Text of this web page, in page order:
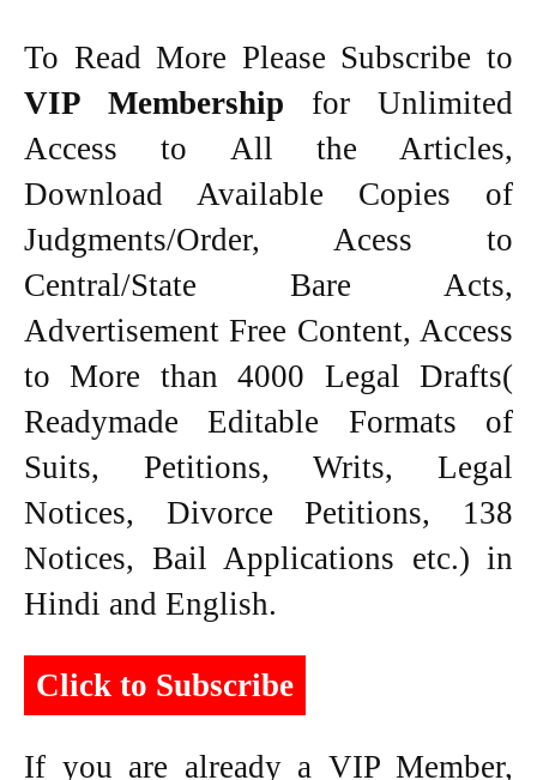
To Read More Please Subscribe to
VIP Membership for Unlimited
Access to All the Articles,
Download Available Copies of
Judgments/Order, Acess to
Central/State Bare Acts,
Advertisement Free Content, Access
to More than 4000 Legal Drafts(
Readymade Editable Formats of
Suits, Petitions, Writs, Legal
Notices, Divorce Petitions, 138
Notices, Bail Applications etc.) in
Hindi and English.
Click to Subscribe
If you are already a VIP Member,